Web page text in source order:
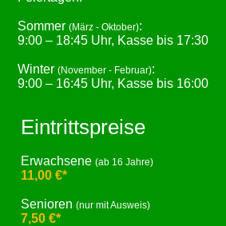
Sommer(März - Oktober):
9:00 – 18:45 Uhr, Kasse bis 17:30
Winter(November - Februar):
9:00 – 16:45 Uhr, Kasse bis 16:00
Eintrittspreise
Erwachsene(ab 16 Jahre)
11,00 €*
Senioren(nur mit Ausweis)
7,50 €*